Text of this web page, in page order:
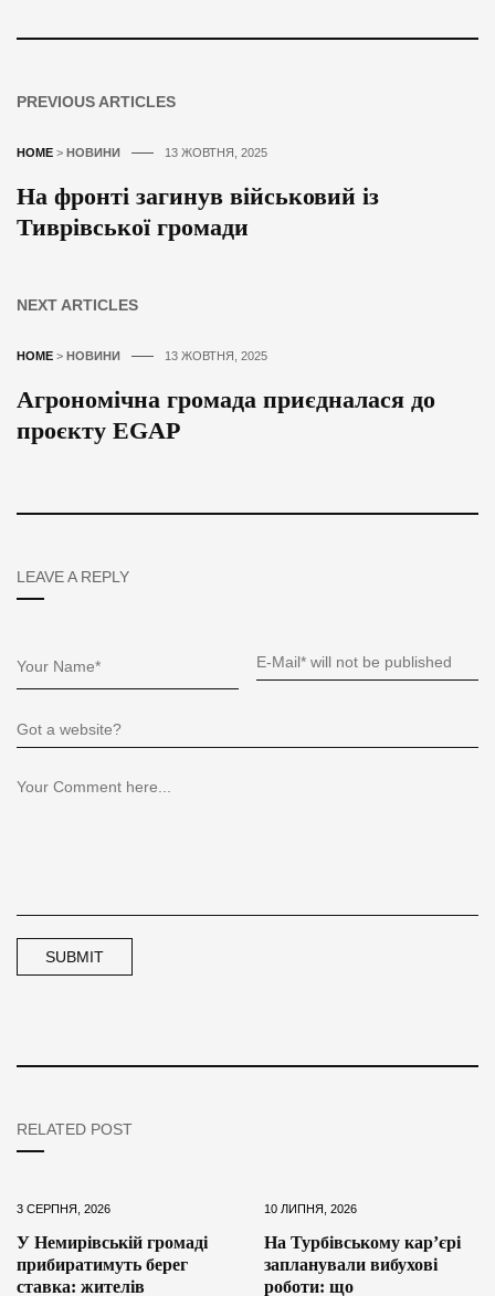
PREVIOUS ARTICLES
HOME > НОВИНИ 13 ЖОВТНЯ, 2025
На фронті загинув військовий із
Тиврівської громади
NEXT ARTICLES
HOME > НОВИНИ 13 ЖОВТНЯ, 2025
Агрономічна громада приєдналася до
проєкту EGAP
LEAVE A REPLY
RELATED POST
3 СЕРПНЯ, 2026
У Немирівській громаді
прибиратимуть берег
ставка: жителів
10 ЛИПНЯ, 2026
На Турбівському кар’єрі
запланували вибухові
роботи: що